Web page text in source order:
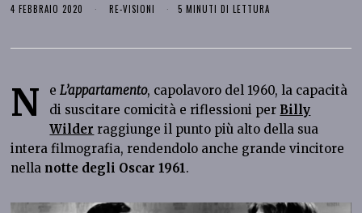
4 FEBBRAIO 2020 RE-VISIONI 5 MINUTI DI LETTURA
N eL’appartamento, capolavoro del 1960, la capacità
di suscitare comicità e riflessioni per Billy
Wilder raggiunge il punto più alto della sua
intera filmografia, rendendolo anche grande vincitore
nella notte degli Oscar 1961 .